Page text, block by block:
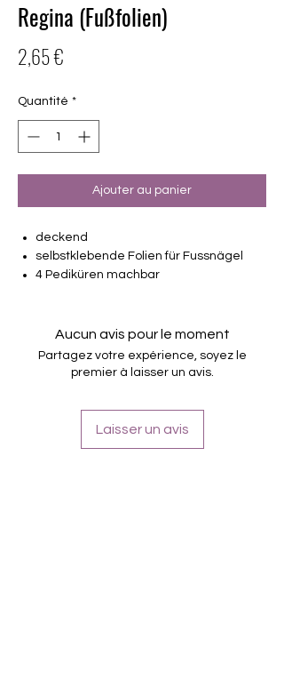
Regina (Fußfolien)
2,65 €
Quantité *
Ajouter au panier
deckend
selbstklebende Folien für Fussnägel
4 Pediküren machbar
Halten bis zu 14 Tage
Aucun avis pour le moment
Partagez votre expérience, soyez le
premier à laisser un avis.
Laisser un avis